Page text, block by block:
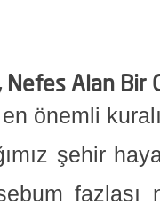
Alan Bir
önemli
şehir
fazlası